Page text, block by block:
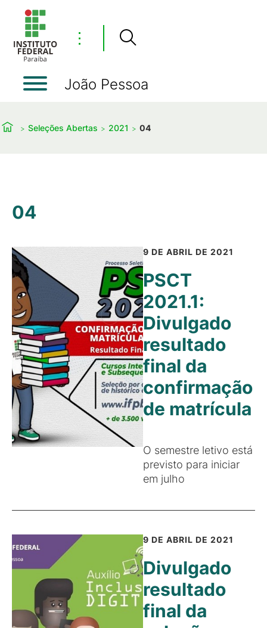
⋮
João Pessoa
Seleções Abertas 2021 04
04
9 DE ABRIL DE 2021
PSCT
2021.1:
Divulgado
resultado
final da
confirmação
de matrícula
O semestre letivo está
previsto para iniciar
em julho
9 DE ABRIL DE 2021
Divulgado
resultado
final da